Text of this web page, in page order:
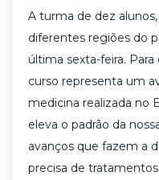
A turma de dez
diferentes regiões do
última sexta-feira.
curso representa um
medicina realizada no
eleva o padrão da
avanços que fazem a
precisa de